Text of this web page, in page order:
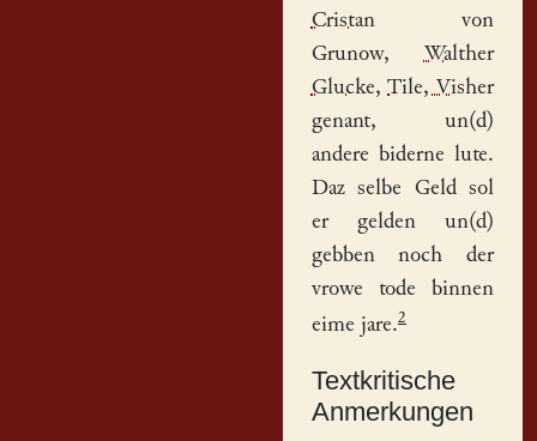
Cristanvon
Grunow, Walther
Glucke,Tile, Visher
genant, un(d)
andere biderne lute.
Daz selbe Geld sol
er gelden un(d)
gebben noch der
vrowe tode binnen
eime jare.2
Textkritische
Anmerkungen